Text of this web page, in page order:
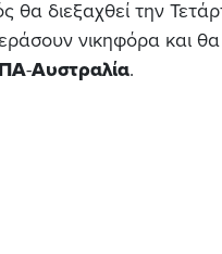
θα διεξαχθεί την
νικηφόρα και
-Αυστραλία.